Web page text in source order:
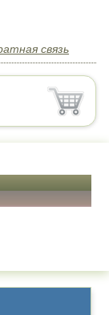
связь